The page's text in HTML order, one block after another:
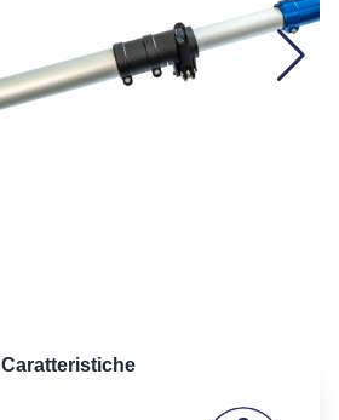
Caratteristiche